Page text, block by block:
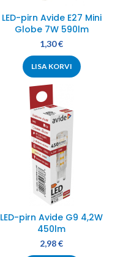
LED-pirn Avide E27 Mini
Globe 7W 590lm
1,30€
LISA KORVI
LED-pirn Avide G9 4,2W
450lm
2,98€